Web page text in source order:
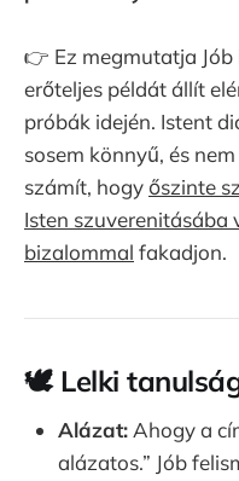
👉 Ez megmutatja Jób
erőteljes példát állít
próbák idején. Istent
sosem könnyű, és
számít, hogy őszinte
Isten szuverenitásába
bizalommal fakadjon.
🕊️ Lelki
Alázat: Ahogy a
alázatos.” Jób